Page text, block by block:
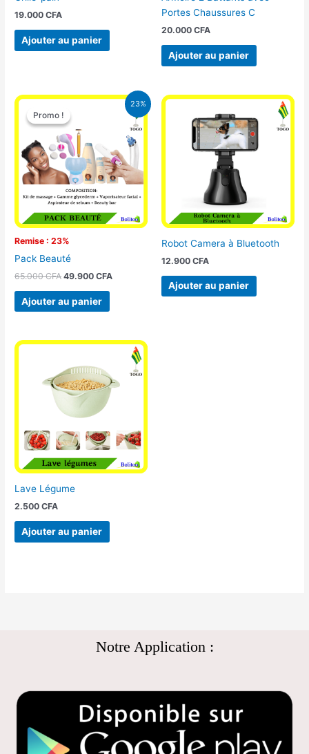
19.000CFA
Ajouter au panier
Portes Chaussures C
20.000 CFA
Ajouter au panier
23%
Promo !
Remise : 23%
Promo !
Pack Beauté
65.000CFA
Le
prix
initial
était :
65.000 CFA.
49.900CFA
Le
prix
actuel
49.900 CFA.
Ajouter au panier
Robot Camera à Bluetooth
12.900 CFA
Ajouter au panier
Lave Légume
2.500CFA
Ajouter au panier
Notre Application :